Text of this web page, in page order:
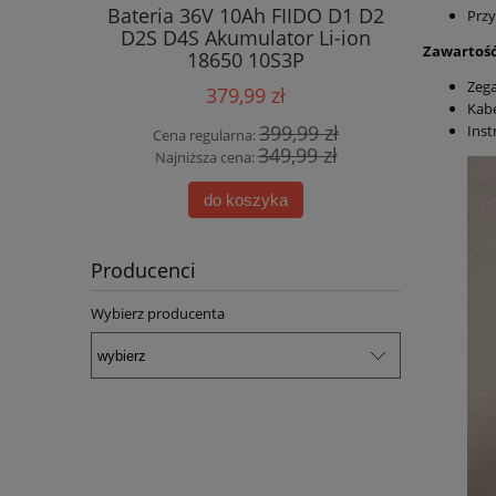
Bateria 36V 10Ah FIIDO D1 D2
D2S D4S Akumulator Li-ion
18650 10S3P
379,99 zł
Cena regularna:399,99 zł
Najniższa cena:349,99 zł
do koszyka
Producenci
Wybierz producenta